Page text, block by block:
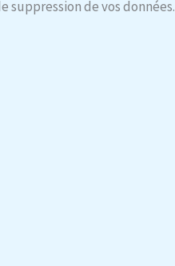
suppression de vos données.